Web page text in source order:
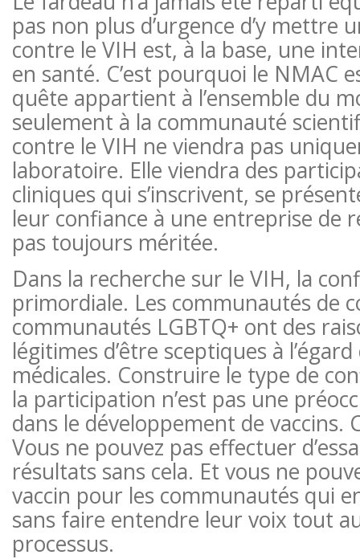
pas non plus d’urgence d’y mettre
contre le VIH est, à la base, une
en santé. C’est pourquoi le NMAC
quête appartient à l’ensemble du
seulement à la communauté
contre le VIH ne viendra pas
laboratoire. Elle viendra des
cliniques qui s’inscrivent, se
leur confiance à une entreprise de
pas toujours méritée.
Dans la recherche sur le VIH, la
primordiale. Les communautés de
communautés LGBTQ+ ont des
légitimes d’être sceptiques à
médicales. Construire le type de
la participation n’est pas une
dans le développement de vaccins.
Vous ne pouvez pas effectuer
résultats sans cela. Et vous ne
vaccin pour les communautés qui
sans faire entendre leur voix tout
processus.